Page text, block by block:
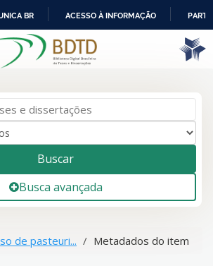
IR
PARA
BR ACESSO À INFORMAÇÃO
Buscar
Busca avançada
de pasteuri... Metadados do item